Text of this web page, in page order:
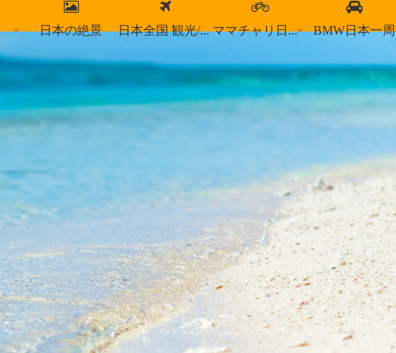
日本の絶景 日本全国 観光/食事スポット ママチャリ日本縦断 BMW日本一周